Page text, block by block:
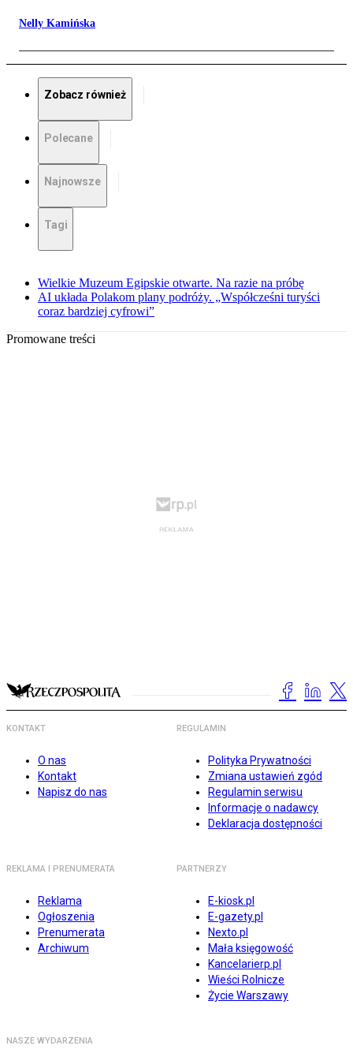
Nelly Kamińska
Zobacz również
Polecane
Najnowsze
Tagi
Wielkie Muzeum Egipskie otwarte. Na razie na próbę
AI układa Polakom plany podróży. „Współcześni turyści
coraz bardziej cyfrowi”
Promowane treści
KONTAKT
O nas
Kontakt
Napisz do nas
REGULAMIN
Polityka Prywatności
Zmiana ustawień zgód
Regulamin serwisu
Informacje o nadawcy
Deklaracja dostępności
REKLAMA I PRENUMERATA
Reklama
Ogłoszenia
Prenumerata
Archiwum
PARTNERZY
E-kiosk.pl
E-gazety.pl
Nexto.pl
Mała księgowość
Kancelarierp.pl
Wieści Rolnicze
Życie Warszawy
NASZE WYDARZENIA